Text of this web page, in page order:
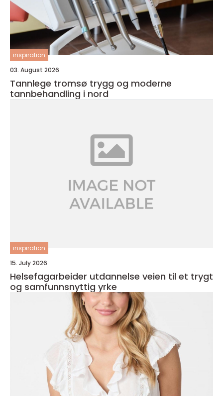
inspiration
03. August 2026
Tannlege tromsø trygg og moderne
tannbehandling i nord
inspiration
15. July 2026
Helsefagarbeider utdannelse veien til et trygt
og samfunnsnyttig yrke